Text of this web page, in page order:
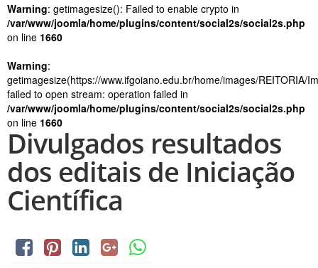
Warning: getimagesize(): Failed to enable crypto in
/var/www/joomla/home/plugins/content/social2s/social2s.php
on line 1660
Warning:
getimagesize(https://www.ifgoiano.edu.br/home/images/REITORIA/
failed to open stream: operation failed in
/var/www/joomla/home/plugins/content/social2s/social2s.php
on line 1660
Divulgados resultados
dos editais de Iniciação
Científica